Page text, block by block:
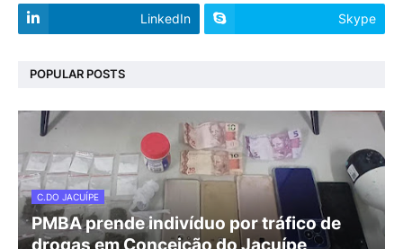
LinkedIn Skype
POPULAR POSTS
C.DO JACUÍPE
PMBA prende indivíduo por tráfico de